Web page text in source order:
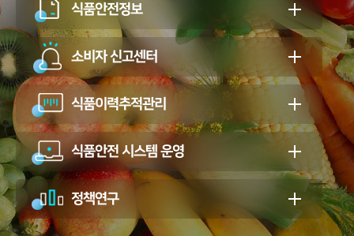
식품안전정보
소비자 신고센터
식품이력추적관리
식품안전 시스템 운영
정책연구